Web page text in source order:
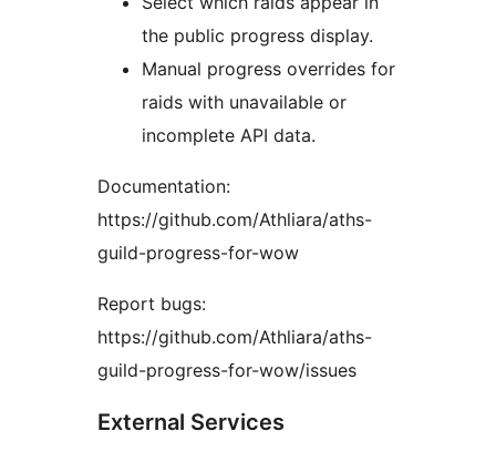
the public progress display.
Manual progress overrides for
raids with unavailable or
incomplete API data.
Documentation:
https://github.com/Athliara/aths-
guild-progress-for-wow
Report bugs:
https://github.com/Athliara/aths-
guild-progress-for-wow/issues
External Services